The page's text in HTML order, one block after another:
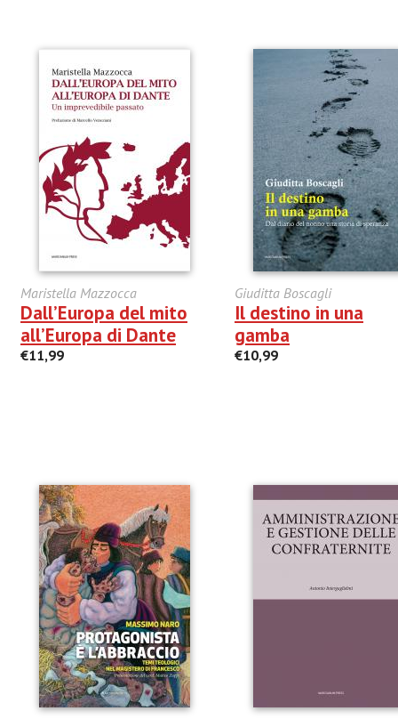
Maristella Mazzocca
Dall’Europa del mito
all’Europa di Dante
€11,99
Giuditta Boscagli
Il destino in una
gamba
€10,99